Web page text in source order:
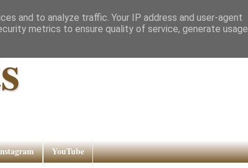
YouTube
and to analyze traffic. Your IP address and user-agent
metrics to ensure quality of service, generate usage